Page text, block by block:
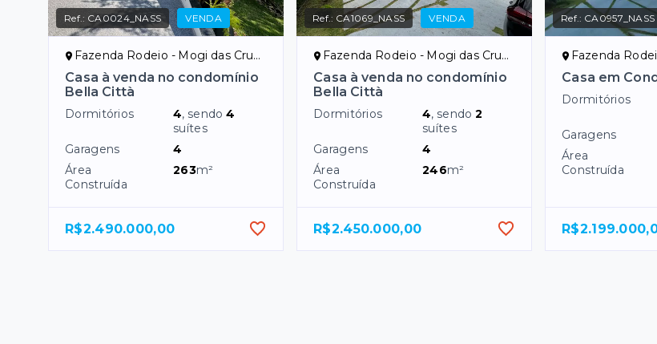
Ref.: CA0024_NASS VENDA
Fazenda Rodeio - Mogi das Cruzes/SP
Casa à venda no condomínio
Bella Città
Dormitórios 4, sendo4
suítes
Garagens
4
Área
Construída
263m²
R$2.490.000,00
Ref.: CA1069_NASS VENDA
Fazenda Rodeio - Mogi das Cruzes/SP
Casa à venda no condomínio
Bella Città
Dormitórios 4, sendo2
suítes
Garagens
4
Área
Construída
246m²
R$2.450.000,00
Ref.: CA0957_NASS
Fazenda Rodeio
Casa em
Dormitórios
Garagens
Área
Construída